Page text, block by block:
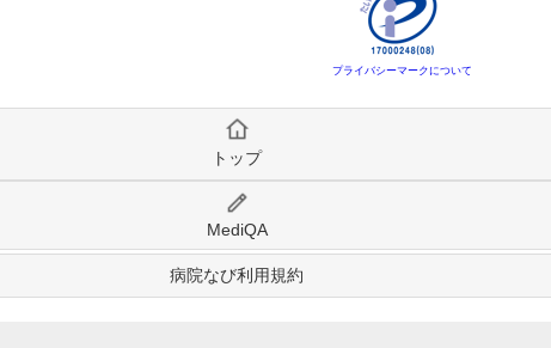
プライバシーマークについて
トップ
MediQA
病院なび利用規約